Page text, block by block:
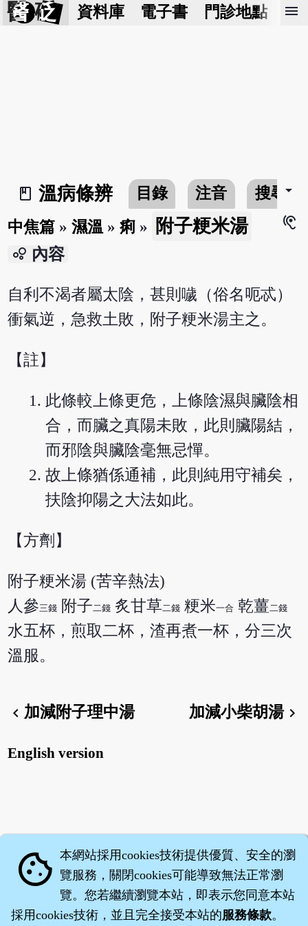
醫 砭 資料庫 電子書 門診地點 預
menu
book_2
溫病條辨 目錄 注音 搜尋arrow_drop_down
中焦篇 »濕溫 »痢 » 附子粳米湯
hearing
bubble_chart 內容
自利不渴者屬太陰，甚則噦（俗名呃忒）
衝氣逆，急救土敗，附子粳米湯主之。
【註】
此條較上條更危，上條陰濕與臟陰相
合，而臟之真陽未敗，此則臟陽結，
而邪陰與臟陰毫無忌憚。
故上條猶係通補，此則純用守補矣，
扶陰抑陽之大法如此。
【方劑】
附子粳米湯 (苦辛熱法)
人參三錢 附子 二錢 炙甘草 二錢 粳米一合 乾薑 二錢
水五杯，煎取二杯，渣再煮一杯，分三次
溫服。
chevron_left 加減附子理中湯 加減小柴胡湯chevron_right
English version
cookie 本網站採用cookies技術提供優質、安全的瀏
覽服務，關閉cookies可能導致無法正常瀏
覽。您若繼續瀏覽本站，即表示您同意本站
採用cookies技術，並且完全接受本站的服務條款。